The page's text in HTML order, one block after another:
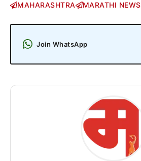
MAHARASHTRA MARATHI NEWS
Join WhatsApp